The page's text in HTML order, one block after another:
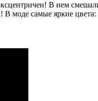
В нем
В моде самые яркие